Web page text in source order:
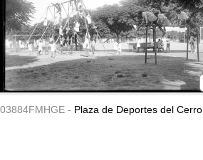
03884FMHGE - Plaza de Deportes del Cerro.